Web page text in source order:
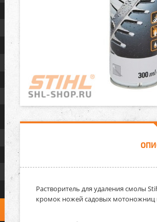
Растворитель для удаления смолы
кромок ножей садовых мотоножниц